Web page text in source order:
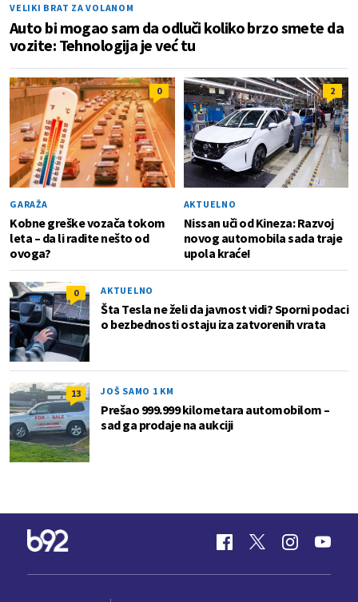
VELIKI BRAT ZA VOLANOM
Auto bi mogao sam da odluči koliko brzo smete da
vozite: Tehnologija je već tu
0
GARAŽA
Kobne greške vozača tokom
leta – da li radite nešto od
ovoga?
2
AKTUELNO
Nissan uči od Kineza: Razvoj
novog automobila sada traje
upola kraće!
0 AKTUELNO
Šta Tesla ne želi da javnost vidi? Sporni podaci
o bezbednosti ostaju iza zatvorenih vrata
13 JOŠ SAMO 1 KM
Prešao 999.999 kilometara automobilom –
sad ga prodaje na aukciji